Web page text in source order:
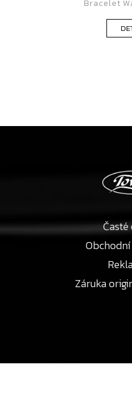
Bracelet
Záruka